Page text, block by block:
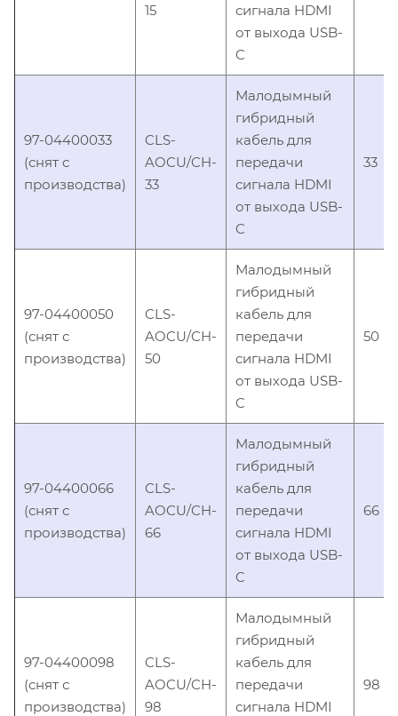
15
сигнала HDMI
от выхода USB-
C
97-04400033
(снят с
производства)
CLS-
AOCU/CH-
33
Малодымный
гибридный
кабель для
передачи
сигнала HDMI
от выхода USB-
C
33
97-04400050
(снят с
производства)
CLS-
AOCU/CH-
50
Малодымный
гибридный
кабель для
передачи
сигнала HDMI
от выхода USB-
C
50
97-04400066
(снят с
производства)
CLS-
AOCU/CH-
66
Малодымный
гибридный
кабель для
передачи
сигнала HDMI
от выхода USB-
C
66
97-04400098
(снят с
производства)
CLS-
AOCU/CH-
98
Малодымный
гибридный
кабель для
передачи
сигнала HDMI
98